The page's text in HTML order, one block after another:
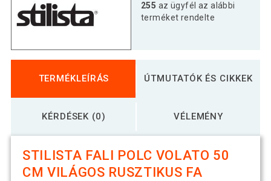
STILISTA Fali polc Volato 80 cm
rusztikus fa
8 290 Ft
255 az ügyfél az alábbi
terméket rendelte
TERMÉKLEÍRÁS ÚTMUTATÓK ÉS CIKKEK
KÉRDÉSEK (0) VÉLEMÉNY
STILISTA FALI POLC VOLATO 50
CM VILÁGOS RUSZTIKUS FA